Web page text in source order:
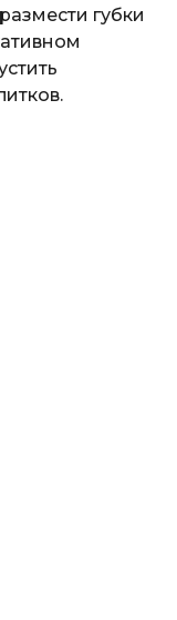
губки